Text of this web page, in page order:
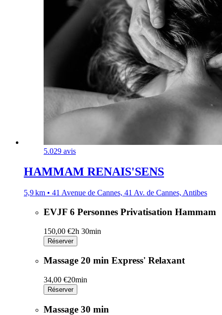
5.029 avis
HAMMAM RENAIS'SENS
5,9 km • 41 Avenue de Cannes, 41 Av. de Cannes, Antibes
EVJF 6 Personnes Privatisation Hammam
150,00 €2h 30min
Réserver
Massage 20 min Express' Relaxant
34,00 €20min
Réserver
Massage 30 min